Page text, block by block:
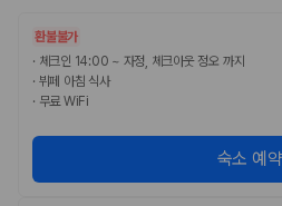
3. 제주공항 접근성과 셔틀 조건을 함
제주 렌트카는 차량 인수 위치와 셔틀 편
달라집니다. 공항에서 렌트카 사무실까
하는 것이 좋습니다.
제주도 렌트카 차종별 가격
환불불가
· 체크인 14:00 ~ 자정, 체크아웃 정오 까지
· 뷔페 아침 식사
· 무료 WiFi
숙소 예약